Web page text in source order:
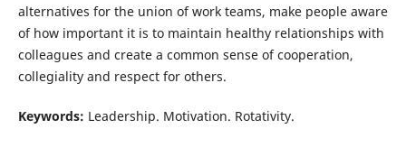
alternatives for the union of work teams, make people aware
of how important it is to maintain healthy relationships with
colleagues and create a common sense of cooperation,
collegiality and respect for others.
Keywords: Leadership. Motivation. Rotativity.